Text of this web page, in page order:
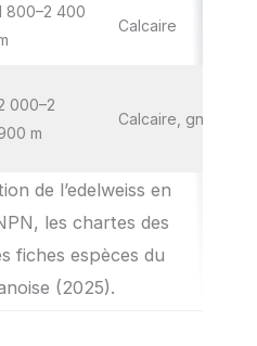
800–2 400
Calcaire
000–2
m
Calcaire, gneiss
de l’edelweiss en
les chartes des
fiches espèces du
(2025).